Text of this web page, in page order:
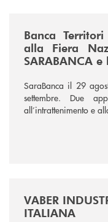
Banca
alla Fiera
SARABANCA
SaraBanca il 29
settembre. Due
all’intrattenimento e
VABER
ITALIANA